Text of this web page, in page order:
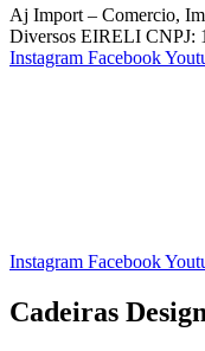
Aj Import – Comercio,
Diversos EIRELI CNPJ:
Instagram Facebook
Instagram Facebook
Cadeiras